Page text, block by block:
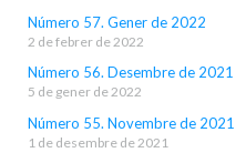
Número 57. Gener de 2022
2 de febrer de 2022
Número 56. Desembre de 2021
5 de gener de 2022
Número 55. Novembre de 2021
1 de desembre de 2021